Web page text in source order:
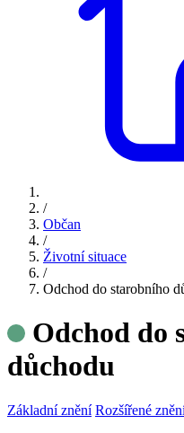
/
Občan
/
Životní situace
/
Odchod do starobního
Odchod do
důchodu
Základní znění Rozšířené